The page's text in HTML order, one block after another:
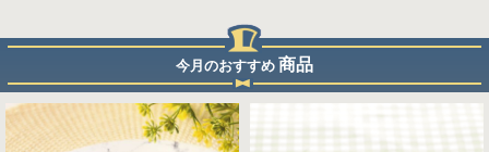
今月のおすすめ 商品